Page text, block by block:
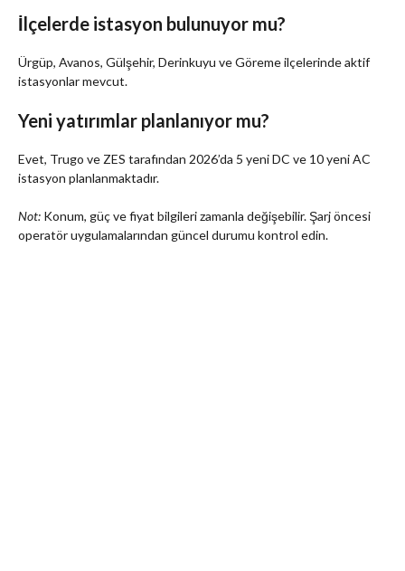
İlçelerde istasyon bulunuyor mu?
Ürgüp, Avanos, Gülşehir, Derinkuyu ve Göreme ilçelerinde aktif
istasyonlar mevcut.
Yeni yatırımlar planlanıyor mu?
Evet, Trugo ve ZES tarafından 2026’da 5 yeni DC ve 10 yeni AC
istasyon planlanmaktadır.
Not: Konum, güç ve fiyat bilgileri zamanla değişebilir. Şarj öncesi
operatör uygulamalarından güncel durumu kontrol edin.